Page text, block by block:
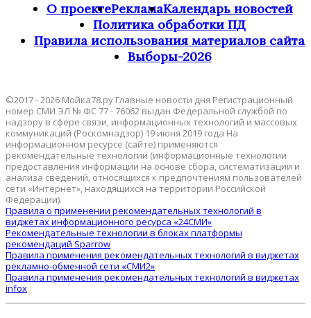
О проектеРекламаКалендарь новостей
Политика обработки ПД
Правила использования материалов сайта
Выборы-2026
©2017 - 2026 Мойка78.ру Главные новости дня Регистрационный
номер СМИ ЭЛ № ФС 77 - 76062 выдан Федеральной службой по
надзору в сфере связи, информационных технологий и массовых
коммуникаций (Роскомнадзор) 19 июня 2019 года На
информационном ресурсе (сайте) применяются
рекомендательные технологии (информационные технологии
предоставления информации на основе сбора, систематизации и
анализа сведений, относящихся к предпочтениям пользователей
сети «Интернет», находящихся на территории Российской
Федерации).
Правила о применении рекомендательных технологий в
виджетах информационного ресурса «24СМИ»
Рекомендательные технологии в блоках платформы
рекомендаций Sparrow
Правила применения рекомендательных технологий в виджетах
рекламно-обменной сети «СМИ2»
Правила применения рекомендательных технологий в виджетах
infox